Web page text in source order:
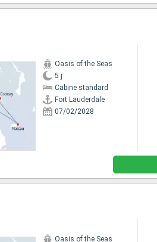
Oasis of the Seas
5 j
Cabine standard
Fort Lauderdale
07/02/2028
Oasis of the Seas